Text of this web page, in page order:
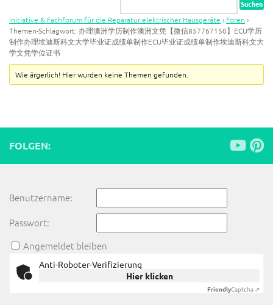
Initiative & Fachforum für die Reparatur elektrischer Hausgeräte › Foren ›
Themen-Schlagwort: 办理澳洲学历制作澳洲文凭【微信857767150】ECU学历
制作办理埃迪斯科文大学毕业证成绩单制作ECU毕业证成绩单制作埃迪斯科文大
学文凭学位证书
Wie ärgerlich! Hier wurden keine Themen gefunden.
FOLGEN:
Benutzername:
Passwort:
Angemeldet bleiben
Anti-Roboter-Verifizierung
Hier klicken
FriendlyCaptcha ⇗